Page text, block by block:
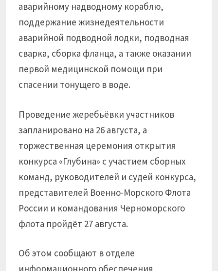
аварийному надводному кораблю,
поддержание жизнедеятельности
аварийной подводной лодки, подводная
сварка, сборка фланца, а также оказании
первой медицинской помощи при
спасении тонущего в воде.
Проведение жеребьёвки участников
запланировано на 26 августа, а
торжественная церемония открытия
конкурса «Глубина» с участием сборных
команд, руководителей и судей конкурса,
представителей Военно-Морского Флота
России и командования Черноморского
флота пройдёт 27 августа.
Об этом сообщают в отделе
информационного обеспечения